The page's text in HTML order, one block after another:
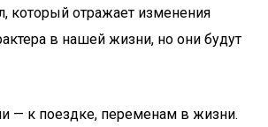
который отражает изменения
в нашей жизни, но они будут
— к поездке, переменам в жизни.